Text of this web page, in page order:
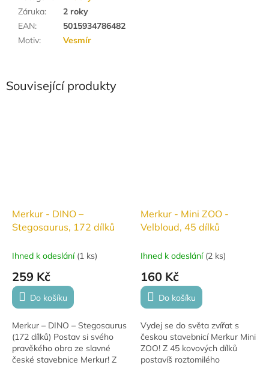
Související produkty
Merkur - DINO –
Stegosaurus, 172 dílků
Ihned k odeslání (1 ks)
259 Kč
Do košíku
Merkur – DINO – Stegosaurus
(172 dílků) Postav si svého
pravěkého obra ze slavné
české stavebnice Merkur! Z
Merkur - Mini ZOO -
Velbloud, 45 dílků
Ihned k odeslání (2 ks)
160 Kč
Do košíku
Vydej se do světa zvířat s
českou stavebnicí Merkur Mini
ZOO! Z 45 kovových dílků
postavíš roztomilého
Záruka:
2 roky
EAN:
5015934786482
Motiv: Vesmír